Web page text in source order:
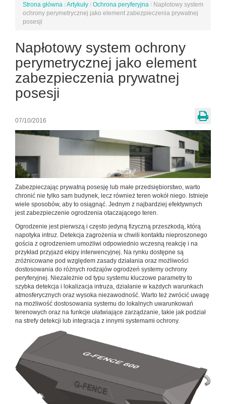
Jesteś
tutaj
Strona główna /Artykuły / Ochrona peryferyjna / Napłotowy system
ochrony perymetrycznej jako element zabezpieczenia prywatnej
posesji
Napłotowy system ochrony
perymetrycznej jako element
zabezpieczenia prywatnej
posesji
07/10/2016
Zabezpieczając prywatną posesję lub małe przedsiębiorstwo, warto
chronić nie tylko sam budynek, lecz również teren wokół niego. Istnieje
wiele sposobów, aby to osiągnąć. Jednym z najbardziej efektywnych
jest zabezpieczenie ogrodzenia otaczającego teren.
Ogrodzenie jest pierwszą i często jedyną fizyczną przeszkodą, którą
napotyka intruz. Detekcja zagrożenia w chwili kontaktu nieproszonego
gościa z ogrodzeniem umożliwi odpowiednio wczesną reakcję i na
przykład przyjazd ekipy interwencyjnej. Na rynku dostępne są
zróżnicowane pod względem zasady działania oraz możliwości
dostosowania do różnych rodzajów ogrodzeń systemy ochrony
peryferyjnej. Niezależnie od typu systemu kluczowe parametry to
szybka detekcja i lokalizacja intruza, działanie w każdych warunkach
atmosferycznych oraz wysoka niezawodność. Warto też zwrócić uwagę
na możliwość dostosowania systemu do lokalnych uwarunkowań
terenowych oraz na funkcje ułatwiające zarządzanie, takie jak podział
na strefy detekcji lub integracja z innymi systemami ochrony.